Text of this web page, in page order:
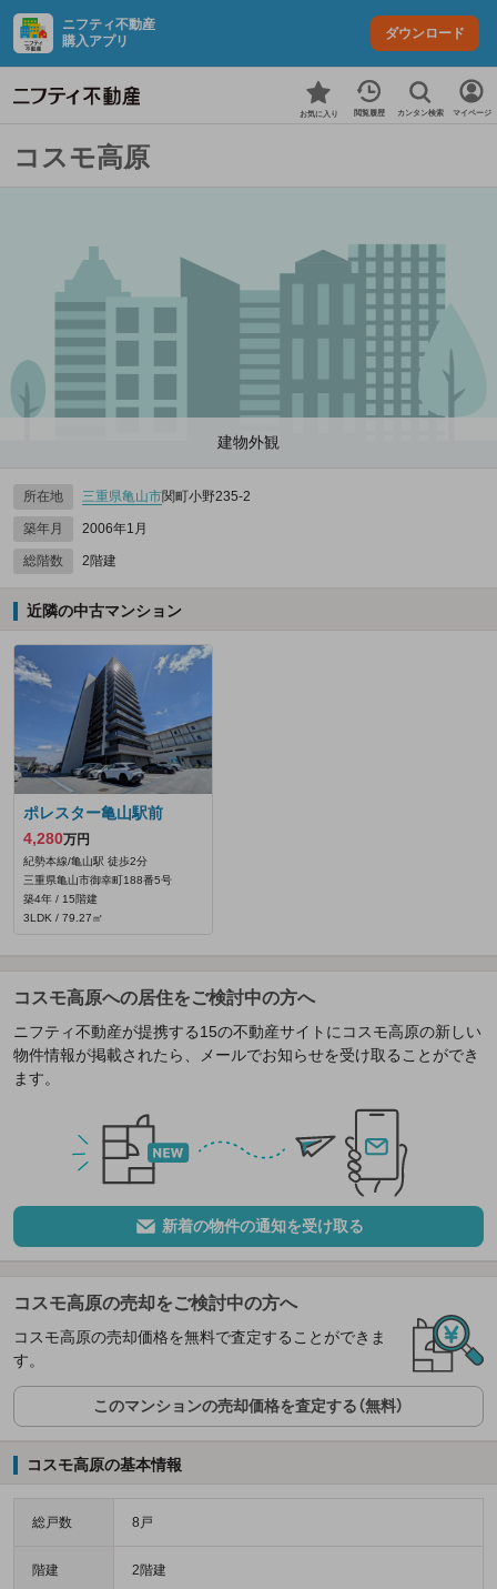
ニフティ不動産
購入アプリ
ダウンロード
お気に入り 閲覧履歴 カンタン検索 マイページ
コスモ高原
建物外観
所在地 三重県亀山市関町小野235‐2
築年月 2006年1月
総階数 2階建
近隣の中古マンション
ポレスター亀山駅前
4,280万円
紀勢本線/亀山駅 徒歩2分
三重県亀山市御幸町188番5号
築4年 / 15階建
3LDK / 79.27㎡
コスモ高原への居住をご検討中の方へ
ニフティ不動産が提携する15の不動産サイトにコスモ高原の新しい
物件情報が掲載されたら、メールでお知らせを受け取ることができ
ます。
新着の物件の通知を受け取る
コスモ高原の売却をご検討中の方へ
コスモ高原の売却価格を無料で査定することができま
す。
このマンションの売却価格を査定する（無料）
コスモ高原の基本情報
総戸数 8戸
階建 2階建